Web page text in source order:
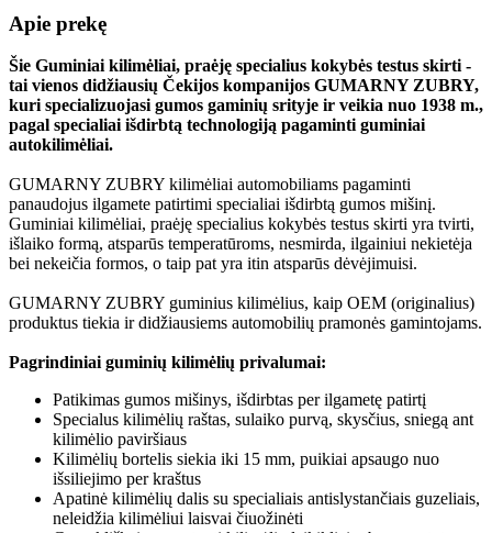
Apie prekę
Šie Guminiai kilimėliai, praėję specialius kokybės testus skirti -
tai vienos didžiausių Čekijos kompanijos GUMARNY ZUBRY,
kuri specializuojasi gumos gaminių srityje ir veikia nuo 1938 m.,
pagal specialiai išdirbtą technologiją pagaminti guminiai
autokilimėliai.
GUMARNY ZUBRY kilimėliai automobiliams pagaminti
panaudojus ilgamete patirtimi specialiai išdirbtą gumos mišinį.
Guminiai kilimėliai, praėję specialius kokybės testus skirti yra tvirti,
išlaiko formą, atsparūs temperatūroms, nesmirda, ilgainiui nekietėja
bei nekeičia formos, o taip pat yra itin atsparūs dėvėjimuisi.
GUMARNY ZUBRY guminius kilimėlius, kaip OEM (originalius)
produktus tiekia ir didžiausiems automobilių pramonės gamintojams.
Pagrindiniai guminių kilimėlių privalumai:
Patikimas gumos mišinys, išdirbtas per ilgametę patirtį
Specialus kilimėlių raštas, sulaiko purvą, skysčius, sniegą ant
kilimėlio paviršiaus
Kilimėlių bortelis siekia iki 15 mm, puikiai apsaugo nuo
išsiliejimo per kraštus
Apatinė kilimėlių dalis su specialiais antislystančiais guzeliais,
neleidžia kilimėliui laisvai čiuožinėti